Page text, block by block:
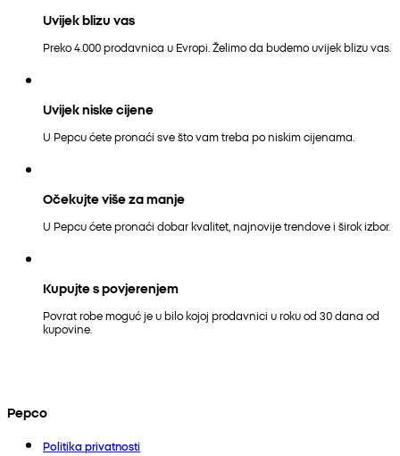
Uvijek blizu vas
Preko 4.000 prodavnica u Evropi. Želimo da budemo uvijek blizu vas.
Uvijek niske cijene
U Pepcu ćete pronaći sve što vam treba po niskim cijenama.
Očekujte više za manje
U Pepcu ćete pronaći dobar kvalitet, najnovije trendove i širok izbor.
Kupujte s povjerenjem
Povrat robe moguć je u bilo kojoj prodavnici u roku od 30 dana od
kupovine.
Pepco
Politika privatnosti